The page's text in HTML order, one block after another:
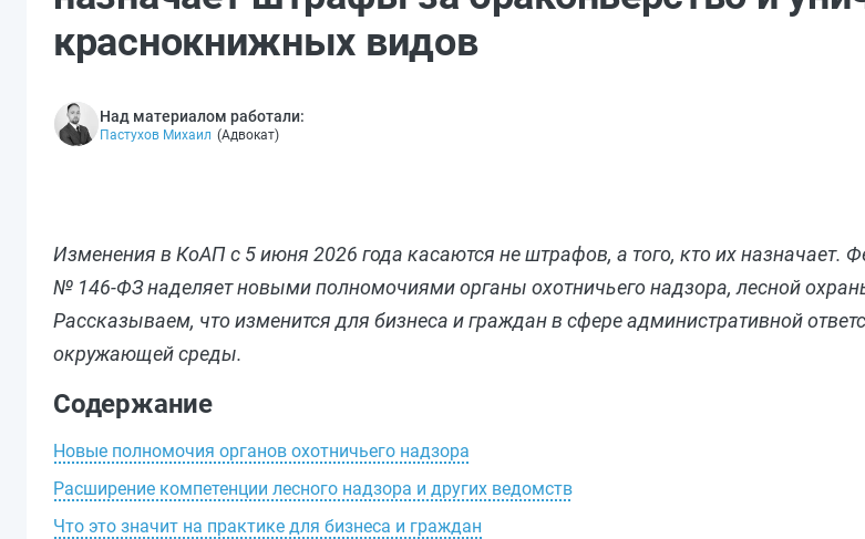
краснокнижных видов
Над материалом работали:
Пастухов Михаил (Адвокат)
Изменения в КоАП с 5 июня 2026 года касаются не штрафов, а того, кто их назначает.
№ 146-ФЗ наделяет новыми полномочиями органы охотничьего надзора, лесной
Рассказываем, что изменится для бизнеса и граждан в сфере административной
окружающей среды.
Содержание
Новые полномочия органов охотничьего надзора
Расширение компетенции лесного надзора и других ведомств
Что это значит на практике для бизнеса и граждан